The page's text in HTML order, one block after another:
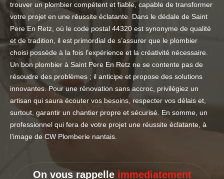
trouver un plombier compétent et fiable, capable de transformer
votre projet en une réussite éclatante. Dans le dédale de Saint
Pere En Retz, où le code postal 44320 est synonyme de qualité
et de tradition, il est primordial de s’assurer que le plombier
choisi possède à la fois l’expérience et la créativité nécessaire.
Un bon plombier à Saint Pere En Retz ne se contente pas de
résoudre des problèmes ; il anticipe et propose des solutions
innovantes. Pour une rénovation sans accroc, privilégiez un
artisan qui saura écouter vos besoins, respecter vos délais et,
surtout, garantir un chantier propre et sécurisé. En somme, un
professionnel qui fera de votre projet une réussite éclatante, à
l’image de CW Plomberie nantais.
On vous rappelle immediatement